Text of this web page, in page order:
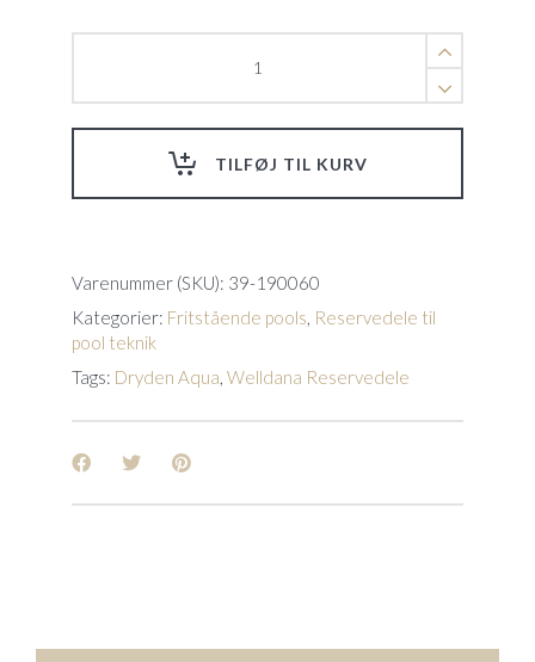
GEN
TILFØJ TIL KURV
Varenummer (SKU): 39-190060
Kategorier: Fritstående pools Reservedele til
pool teknik
Tags: Dryden Aqua Welldana Reservedele